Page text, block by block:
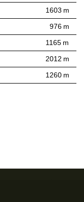
1603 m
976 m
1165 m
2012 m
1260 m